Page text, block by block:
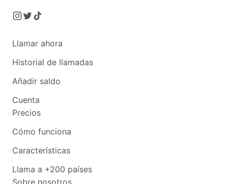
Llamar ahora
Historial de llamadas
Añadir saldo
Cuenta
Precios
Cómo funciona
Características
Llama a +200 países